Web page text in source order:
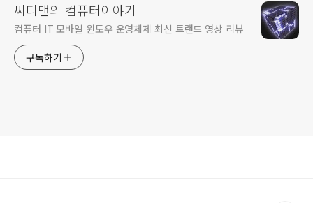
씨디맨의 컴퓨터이야기
컴퓨터 IT 모바일 윈도우 운영체제 최신 트랜드 영상 리뷰
구독하기